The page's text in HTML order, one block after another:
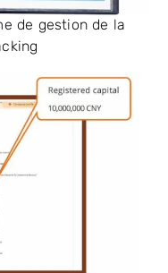
de gestion de la